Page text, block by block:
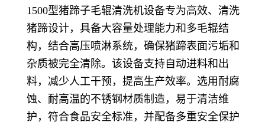
1500型猪蹄子毛辊清洗机设备专为高效、清洗
猪蹄设计，具备大容量处理能力和多毛辊结
构，结合高压喷淋系统，确保猪蹄表面污垢和
杂质被完全清除。该设备支持自动进料和出
料，减少人工干预，提高生产效率。选用耐腐
蚀、耐高温的不锈钢材质制造，易于清洁维
护，符合食品安全标准，并配备多重安全保护